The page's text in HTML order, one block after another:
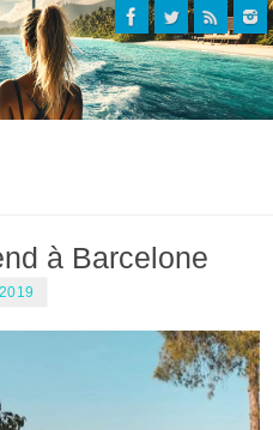
à Barcelone